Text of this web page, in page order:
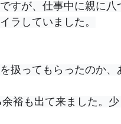
すが、仕事中に親に
ラしていました。
扱ってもらったのか